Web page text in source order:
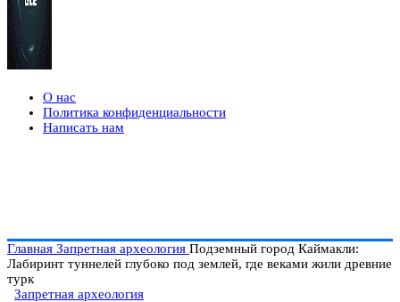
О нас
Политика конфиденциальности
Написать нам
Главная Запретная археология Подземный город Каймакли:
Лабиринт туннелей глубоко под землей, где веками жили древние
турк
Запретная археология